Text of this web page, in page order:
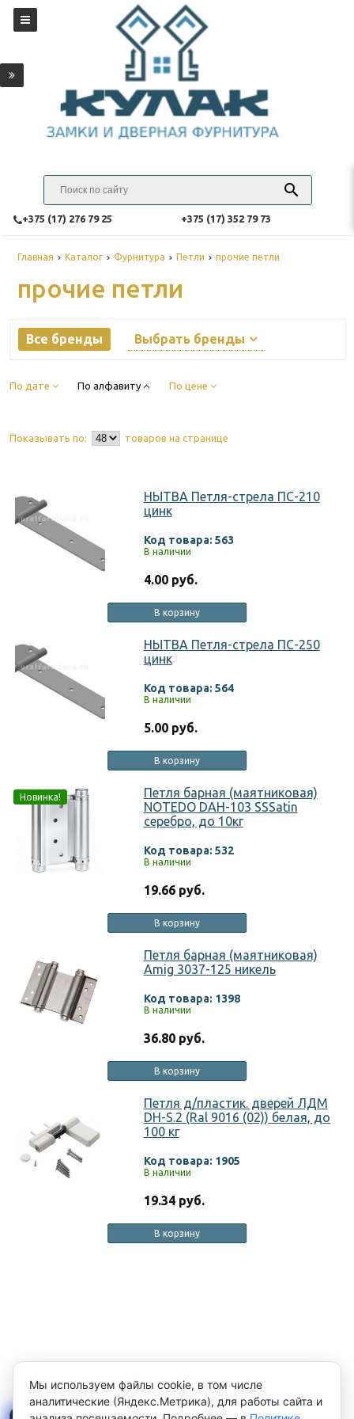
‎+375 (17) 276 79 25 ‎+375 (17) 352 79 73
Главная Каталог Фурнитура Петли прочие петли
прочие петли
Все бренды Выбрать бренды
По дате По алфавиту По цене
Показывать по: товаров на странице
НЫТВА Петля-стрела ПС-210
цинк
Код товара: 563
В наличии
4.00 руб.
В корзину
НЫТВА Петля-стрела ПС-250
цинк
Код товара: 564
В наличии
5.00 руб.
В корзину
Новинка!
Петля барная (маятниковая)
NOTEDO DAH-103 SSSatin
серебро, до 10кг
Код товара: 532
В наличии
19.66 руб.
В корзину
Петля барная (маятниковая)
Amig 3037-125 никель
Код товара: 1398
В наличии
36.80 руб.
В корзину
Петля д/пластик. дверей ЛДМ
DH-S.2 (Ral 9016 (02)) белая, до
100 кг
Код товара: 1905
В наличии
19.34 руб.
В корзину
Мы используем файлы cookie, в том числе
аналитические (Яндекс.Метрика), для работы сайта и